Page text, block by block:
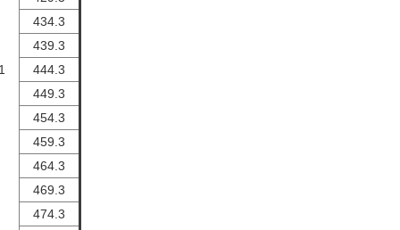
434.3
439.3
444.3
449.3
454.3
459.3
464.3
469.3
474.3